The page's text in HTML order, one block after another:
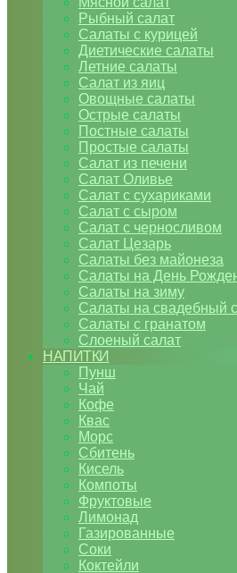
Рыбный салат
Салаты с курицей
Диетические салаты
Летние салаты
Салат из яиц
Овощные салаты
Острые салаты
Постные салаты
Простые салаты
Салат из печени
Салат Оливье
Салат с сухариками
Салат с сыром
Салат с черносливом
Салат Цезарь
Салаты без майонеза
Салаты на День
Салаты на зиму
Салаты на свадебный
Салаты с гранатом
Слоеный салат
НАПИТКИ
Пунш
Чай
Кофе
Квас
Морс
Сбитень
Кисель
Компоты
Фруктовые
Лимонад
Газированные
Соки
Коктейли